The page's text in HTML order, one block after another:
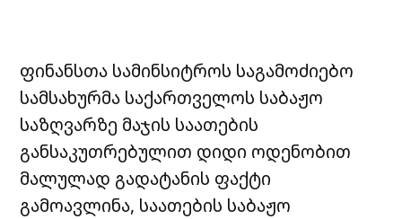
ფინანსთა სამინსიტროს საგამოძიებო
სამსახურმა საქართველოს საბაჟო
საზღვარზე მაჯის საათების
განსაკუთრებულით დიდი ოდენობით
მალულად გადატანის ფაქტი
გამოავლინა, საათების საბაჟო